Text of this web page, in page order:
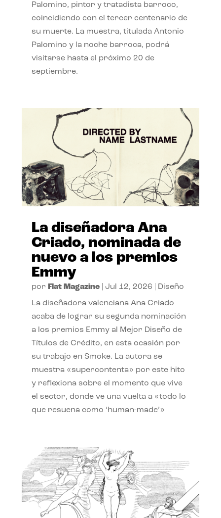
Palomino, pintor y tratadista barroco,
coincidiendo con el tercer centenario de
su muerte. La muestra, titulada Antonio
Palomino y la noche barroca, podrá
visitarse hasta el próximo 20 de
septiembre.
La diseñadora Ana
Criado, nominada de
nuevo a los premios
Emmy
por Flat Magazine| Jul 12, 2026 Diseño
La diseñadora valenciana Ana Criado
acaba de lograr su segunda nominación
a los premios Emmy al Mejor Diseño de
Títulos de Crédito, en esta ocasión por
su trabajo en Smoke. La autora se
muestra «supercontenta» por este hito
y reflexiona sobre el momento que vive
el sector, donde ve una vuelta a «todo lo
que resuena como ‘human-made’»